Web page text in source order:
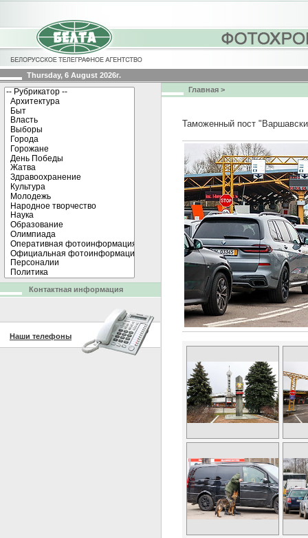
Thursday, 6 August 2026г.
Главная >
Таможенный пост
Контактная информация
Наши телефоны